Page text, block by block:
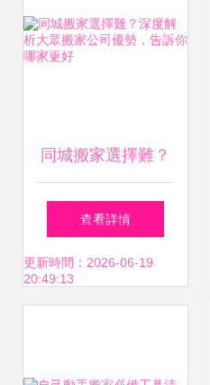
同城搬家選擇難？
深度解析大眾搬家
公司優勢，告訴你
查看詳情
更新時間：2026-06-19
20:49:13